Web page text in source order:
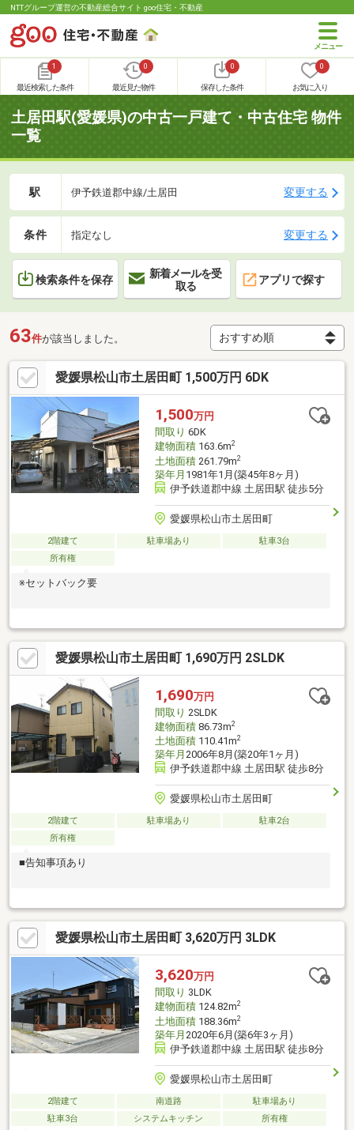
NTTグループ運営の不動産総合サイト goo住宅・不動産
1
最近検索した条件
0
最近見た物件
0
保存した条件
0
お気に入り
土居田駅(愛媛県)の中古一戸建て・中古住宅 物件
一覧
駅 伊予鉄道郡中線/土居田 変更する
条件 指定なし 変更する
検索条件を保存
新着メールを受
取る
アプリで探す
63件が該当しました。
愛媛県松山市土居田町 1,500万円 6DK
1,500万円
間取り 6DK
建物面積163.6m2
土地面積261.79m2
築年月 1981年1月(築45年8ヶ月)
伊予鉄道郡中線 土居田駅 徒歩5分
愛媛県松山市土居田町
2階建て 駐車場あり
駐車3台
所有権
※セットバック要
愛媛県松山市土居田町 1,690万円 2SLDK
1,690万円
間取り 2SLDK
建物面積86.73m2
土地面積110.41m2
築年月 2006年8月(築20年1ヶ月)
伊予鉄道郡中線 土居田駅 徒歩8分
愛媛県松山市土居田町
2階建て 駐車場あり
駐車2台
所有権
■告知事項あり
愛媛県松山市土居田町 3,620万円 3LDK
3,620万円
間取り 3LDK
建物面積124.82m2
土地面積188.36m2
築年月 2020年6月(築6年3ヶ月)
伊予鉄道郡中線 土居田駅 徒歩8分
愛媛県松山市土居田町
2階建て 南道路
駐車場あり
駐車3台
システムキッチン 所有権